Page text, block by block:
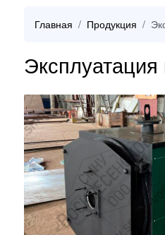
Главная Продукция
Эксплуатация